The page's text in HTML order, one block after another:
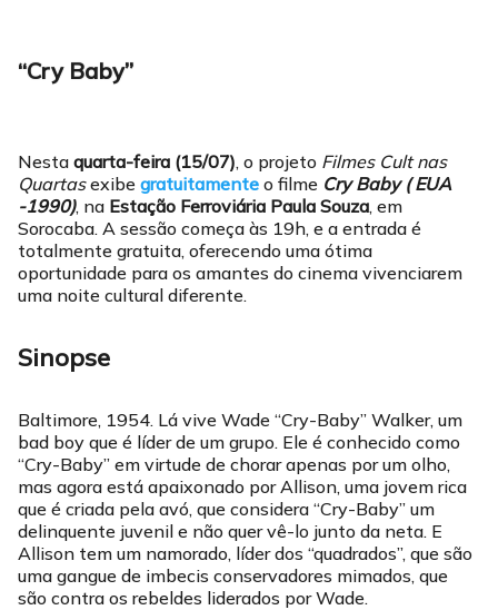
“Cry Baby”
Nesta quarta-feira (15/07), o projeto Filmes Cult nas
Quartasexibe gratuitamente o filme Cry Baby ( EUA
-1990), na Estação Ferroviária Paula Souza, em
Sorocaba. A sessão começa às 19h, e a entrada é
totalmente gratuita, oferecendo uma ótima
oportunidade para os amantes do cinema vivenciarem
uma noite cultural diferente.
Sinopse
Baltimore, 1954. Lá vive Wade “Cry-Baby” Walker, um
bad boy que é líder de um grupo. Ele é conhecido como
“Cry-Baby” em virtude de chorar apenas por um olho,
mas agora está apaixonado por Allison, uma jovem rica
que é criada pela avó, que considera “Cry-Baby” um
delinquente juvenil e não quer vê-lo junto da neta. E
Allison tem um namorado, líder dos “quadrados”, que são
uma gangue de imbecis conservadores mimados, que
são contra os rebeldes liderados por Wade.